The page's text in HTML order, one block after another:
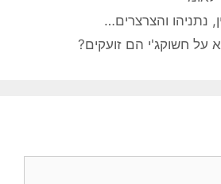
נתניהו והצרצרים…
על חשוקג'י הם זועקים?